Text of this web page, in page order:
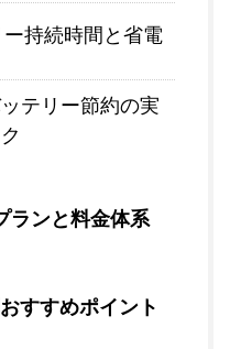
持続時間と省電
テリー節約の実
ランと料金体系
すすめポイント